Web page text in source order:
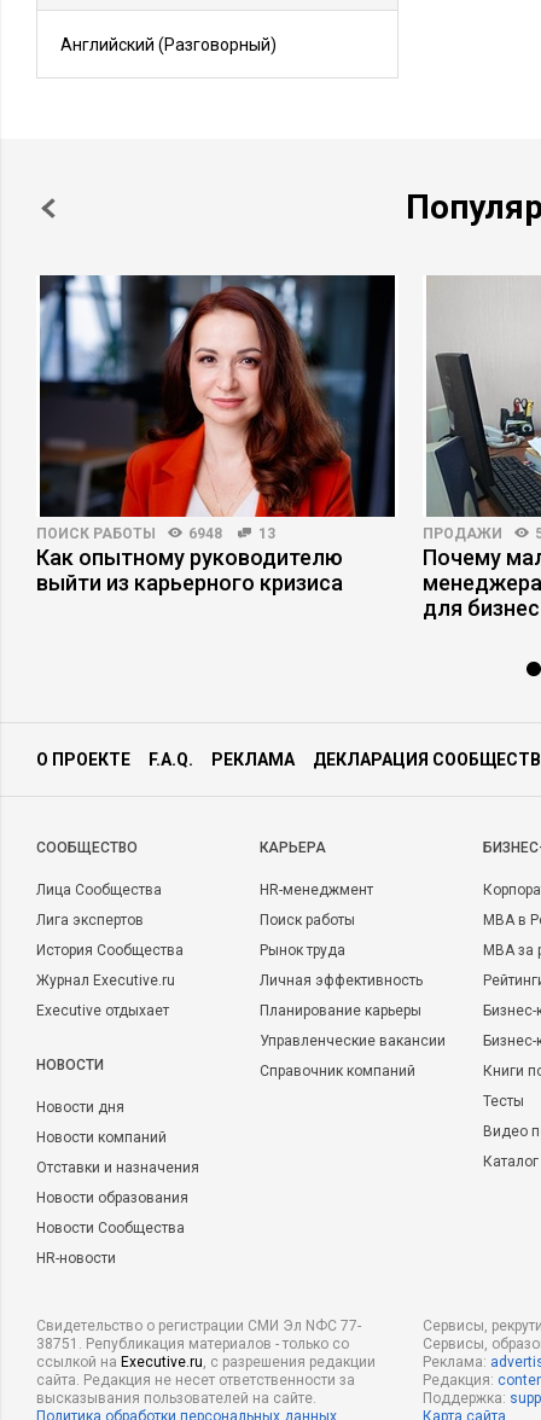
Английский (Разговорный)
ПОИСК РАБОТЫ 6948 13
Как опытному руководителю
выйти из карьерного кризиса
ПРОДАЖИ
Почему
для
О ПРОЕКТЕ F.A.Q. РЕКЛАМА ДЕКЛАРАЦИЯ
CООБЩЕСТВО
Лица Сообщества
Лига экспертов
История Сообщества
Журнал Executive.ru
Executive отдыхает
НОВОСТИ
Новости дня
Новости компаний
Отставки и назначения
Новости образования
Новости Сообщества
HR-новости
КАРЬЕРА
HR-менеджмент
Поиск работы
Рынок труда
Личная эффективность
Планирование карьеры
Управленческие вакансии
Справочник компаний
MBA в
MBA
Бизнес-
Книги
Тесты
Видео
Свидетельство о регистрации СМИ Эл NФС 77-
38751. Републикация материалов - только со
ссылкой на Executive.ru, с разрешения редакции
сайта. Редакция не несет ответственности за
высказывания пользователей на сайте.
Политика обработки персональных данных
Сервисы,
Сервисы,
Реклама:
Редакция:
Поддержка:
Карта сайта